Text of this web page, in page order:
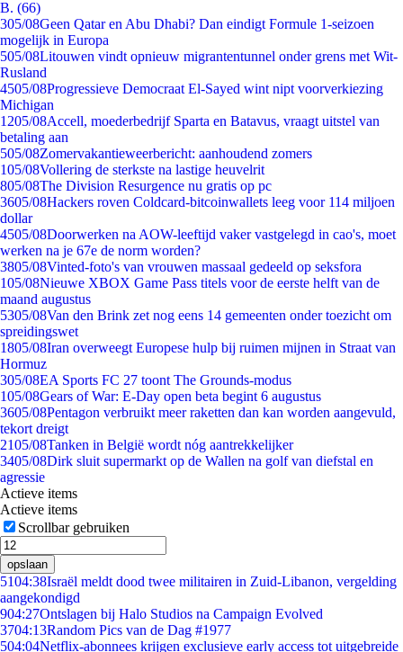
B. (66)
305/08Geen Qatar en Abu Dhabi? Dan eindigt Formule 1-seizoen
mogelijk in Europa
505/08Litouwen vindt opnieuw migrantentunnel onder grens met Wit-
Rusland
4505/08Progressieve Democraat El-Sayed wint nipt voorverkiezing
Michigan
1205/08Accell, moederbedrijf Sparta en Batavus, vraagt uitstel van
betaling aan
505/08Zomervakantieweerbericht: aanhoudend zomers
105/08Vollering de sterkste na lastige heuvelrit
805/08The Division Resurgence nu gratis op pc
3605/08Hackers roven Coldcard-bitcoinwallets leeg voor 114 miljoen
dollar
4505/08Doorwerken na AOW-leeftijd vaker vastgelegd in cao's, moet
werken na je 67e de norm worden?
3805/08Vinted-foto's van vrouwen massaal gedeeld op seksfora
105/08Nieuwe XBOX Game Pass titels voor de eerste helft van de
maand augustus
5305/08Van den Brink zet nog eens 14 gemeenten onder toezicht om
spreidingswet
1805/08Iran overweegt Europese hulp bij ruimen mijnen in Straat van
Hormuz
305/08EA Sports FC 27 toont The Grounds-modus
105/08Gears of War: E-Day open beta begint 6 augustus
3605/08Pentagon verbruikt meer raketten dan kan worden aangevuld,
tekort dreigt
2105/08Tanken in België wordt nóg aantrekkelijker
3405/08Dirk sluit supermarkt op de Wallen na golf van diefstal en
agressie
Actieve items
Actieve items
Scrollbar gebruiken
opslaan
5104:38Israël meldt dood twee militairen in Zuid-Libanon, vergelding
aangekondigd
904:27Ontslagen bij Halo Studios na Campaign Evolved
3704:13Random Pics van de Dag #1977
504:04Netflix-abonnees krijgen exclusieve early access tot uitgebreide